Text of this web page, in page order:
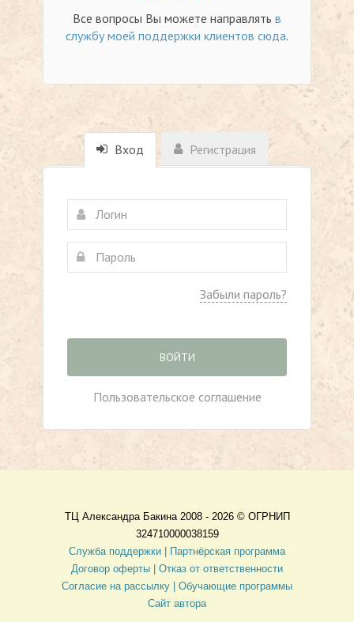
Все вопросы Вы можете направлять в
службу моей поддержки клиентов сюда.
Вход Регистрация
Забыли пароль?
ВОЙТИ
Пользовательское соглашение
ТЦ Александра Бакина 2008 - 2026 © ОГРНИП
324710000038159
Служба поддержки |
Партнёрская программа
Договор оферты
| Отказ от ответственности
Согласие на рассылку | Обучающие программы
Сайт автора